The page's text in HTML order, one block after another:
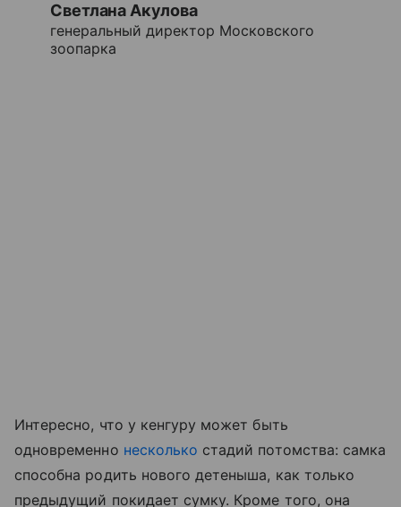
Светлана Акулова
генеральный директор Московского
зоопарка
Интересно, что у кенгуру может быть
одновременно несколько стадий потомства: самка
способна родить нового детеныша, как только
предыдущий покидает сумку. Кроме того, она